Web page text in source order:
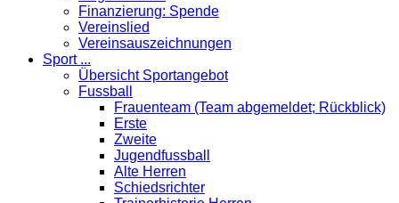
Finanzierung: Spende
Vereinslied
Vereinsauszeichnungen
Sport ...
Übersicht Sportangebot
Fussball
Frauenteam (Team abgemeldet; Rückblick)
Erste
Zweite
Jugendfussball
Alte Herren
Schiedsrichter